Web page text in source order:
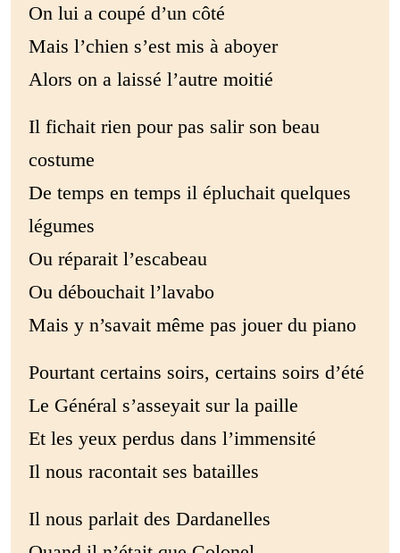
On lui a coupé d’un côté
Mais l’chien s’est mis à aboyer
Alors on a laissé l’autre moitié
Il fichait rien pour pas salir son beau
costume
De temps en temps il épluchait quelques
légumes
Ou réparait l’escabeau
Ou débouchait l’lavabo
Mais y n’savait même pas jouer du piano
Pourtant certains soirs, certains soirs d’été
Le Général s’asseyait sur la paille
Et les yeux perdus dans l’immensité
Il nous racontait ses batailles
Il nous parlait des Dardanelles